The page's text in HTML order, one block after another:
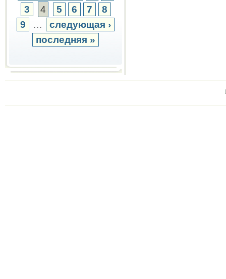
3
4 5 6 7
8
9
…
следующая ›
последняя »